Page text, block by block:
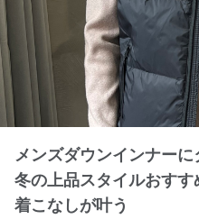
メンズダウンインナー
冬の上品スタイルおす
着こなしが叶う